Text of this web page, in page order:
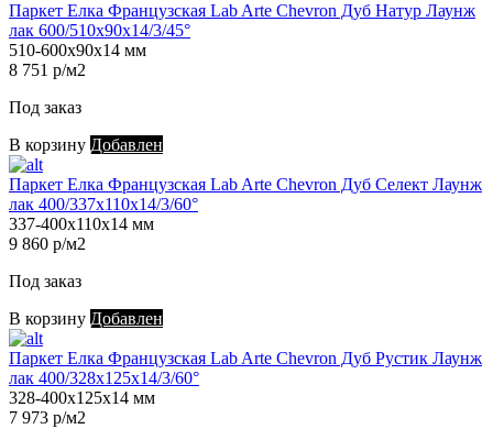
Паркет Елка Французская Lab Arte Chevron Дуб Натур Лаунж
лак 600/510х90х14/3/45°
510-600х90х14 мм
8 751 р/м2
Под заказ
В корзину Добавлен
Паркет Елка Французская Lab Arte Chevron Дуб Селект Лаунж
лак 400/337х110х14/3/60°
337-400х110х14 мм
9 860 р/м2
Под заказ
В корзину Добавлен
Паркет Елка Французская Lab Arte Chevron Дуб Рустик Лаунж
лак 400/328х125х14/3/60°
328-400х125х14 мм
7 973 р/м2